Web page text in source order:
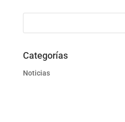
Categorías
Noticias